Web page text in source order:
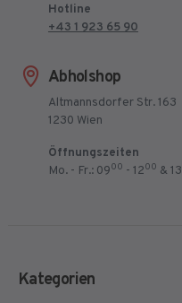
Hotline
+43 1 923 65 90
Abholshop
Altmannsdorfer Str. 163
1230 Wien
Öffnungszeiten
Mo. - Fr.: 0900 - 1200 & 13
Kategorien